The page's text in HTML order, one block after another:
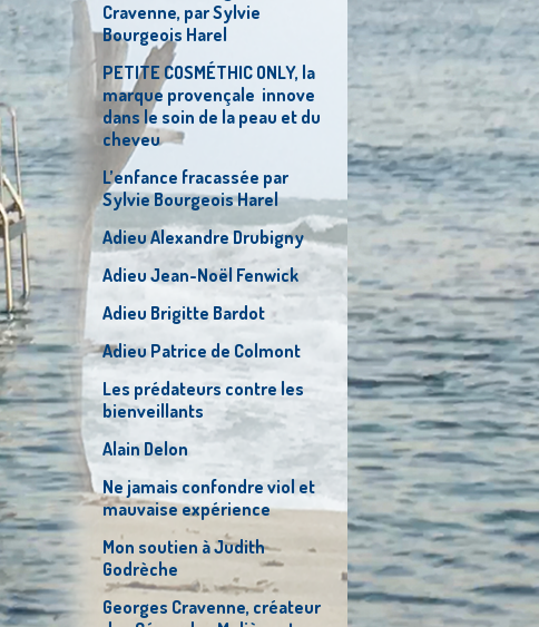
Cravenne, par Sylvie
Bourgeois Harel
PETITE COSMÉTHIC ONLY, la
marque provençale innove
dans le soin de la peau et du
cheveu
L’enfance fracassée par
Sylvie Bourgeois Harel
Adieu Alexandre Drubigny
Adieu Jean-Noël Fenwick
Adieu Brigitte Bardot
Adieu Patrice de Colmont
Les prédateurs contre les
bienveillants
Alain Delon
Ne jamais confondre viol et
mauvaise expérience
Mon soutien à Judith
Godrèche
Georges Cravenne, créateur